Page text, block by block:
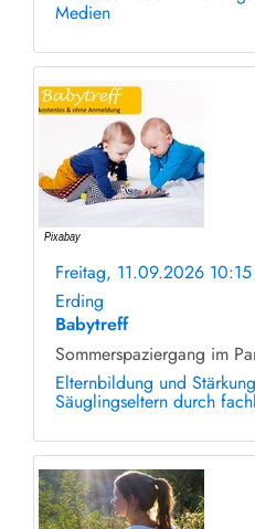
Medien
Freitag, 11.09.2026
Erding
Babytreff
Sommerspaziergang im
Elternbildung und
Säuglingseltern durch